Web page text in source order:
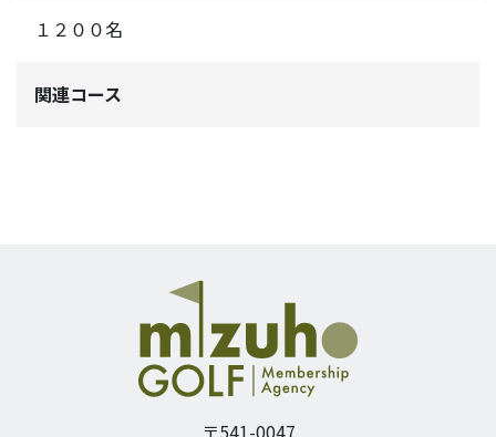
１２００名
関連コース
〒541-0047